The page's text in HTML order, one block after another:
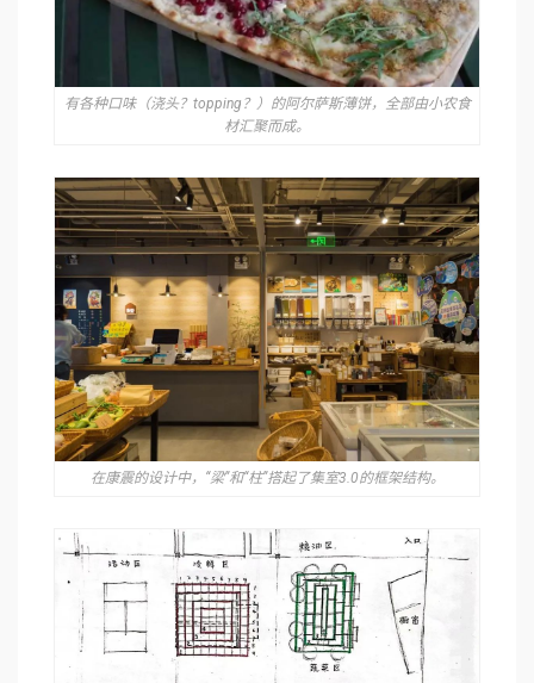
有各种口味（浇头？topping？）的阿尔萨斯薄饼，全部由小农食
材汇聚而成。
在康震的设计中，“梁”和“柱”搭起了集室3.0的框架结构。